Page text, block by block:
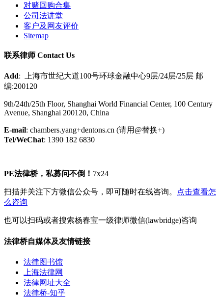
对赌回购合集
公司法讲堂
客户及网友评价
Sitemap
联系律师 Contact Us
Add: 上海市世纪大道100号环球金融中心9层/24层/25层 邮
编:200120
9th/24th/25th Floor, Shanghai World Financial Center, 100 Century
Avenue, Shanghai 200120, China
E-mail: chambers.yang+dentons.cn (请用@替换+)
Tel/WeChat: 1390 182 6830
PE法律桥，私募问不倒！ 7x24
扫描并关注下方微信公众号，即可随时在线咨询。
点击查看怎
么咨询
也可以扫码或者搜索杨春宝一级律师微信(lawbridge)咨询
法律桥自媒体及友情链接
法律图书馆
上海法律网
法律网址大全
法律桥-知乎